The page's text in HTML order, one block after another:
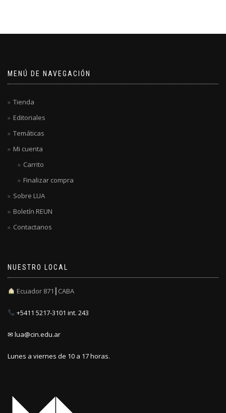
MENÚ DE NAVEGACIÓN
Tienda
Editoriales
Temáticas
Mi cuenta
Carrito
Finalizar compra
Sobre LUA
Boletín REUN
Contactanos
NUESTRO LOCAL
Ecuador 871┃CABA
+5411 5217-3101 int. 243
✉ lua@cin.edu.ar
Lunes a viernes de 10 a 17 horas.